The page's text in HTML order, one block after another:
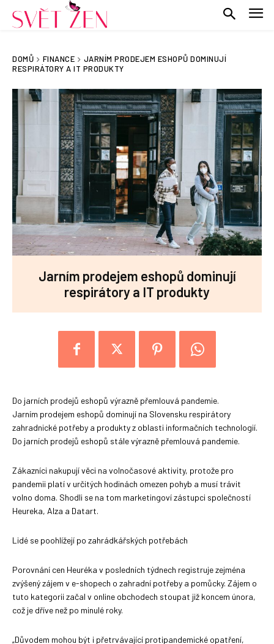
DOMŮ FINANCE
JARNÍM PRODEJEM ESHOPŮ DOMINUJÍ
RESPIRÁTORY A IT PRODUKTY
Jarním prodejem eshopů dominují
respirátory a IT produkty
Do jarních prodejů eshopů výrazně přemlouvá pandemie.
Jarním prodejem eshopů dominují na Slovensku respirátory
zahradnické potřeby a produkty z oblasti informačních technologií.
Do jarních prodejů eshopů stále výrazně přemlouvá pandemie.
Zákazníci nakupují věci na volnočasové aktivity, protože pro
pandemii platí v určitých hodinách omezen pohyb a musí trávit
volno doma. Shodli se na tom marketingoví zástupci společností
Heureka, Alza a Datart.
Lidé se poohlížejí po zahrádkářských potřebách
Porovnání cen Heuréka v posledních týdnech registruje zejména
zvýšený zájem v e-shopech o zahradní potřeby a pomůcky. Zájem o
tuto kategorii začal v online obchodech stoupat již koncem února,
což je dříve než po minulé roky.
„Důvodem mohou být i přetrvávající protipandemické opatření,